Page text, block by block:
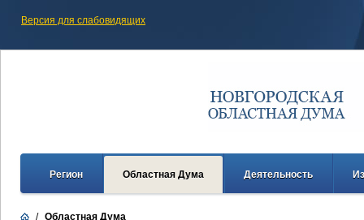
Версия для слабовидящих
Регион Областная Дума Деятельность
/ Областная Дума